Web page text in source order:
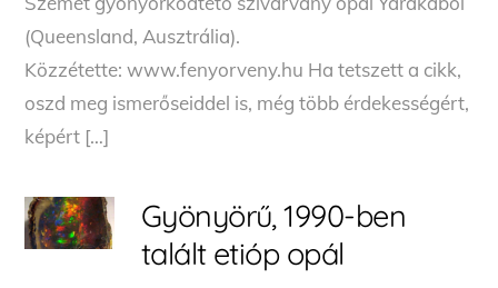
(Queensland, Ausztrália).
Közzétette: www.fenyorveny.hu Ha tetszett a cikk,
oszd meg ismerőseiddel is, még több érdekességért,
képért […]
Gyönyörű, 1990-ben
talált etióp opál